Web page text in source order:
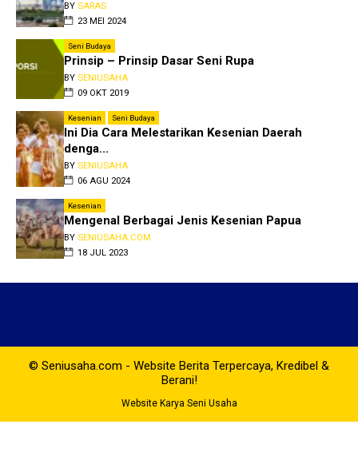
BY SARAS
23 MEI 2024
Seni Budaya
Prinsip – Prinsip Dasar Seni Rupa
BY SENIUSAHA
09 OKT 2019
Kesenian Seni Budaya
Ini Dia Cara Melestarikan Kesenian Daerah
denga...
BY SENIUSAHA
06 AGU 2024
Kesenian
Mengenal Berbagai Jenis Kesenian Papua
BY SENIUSAHA.COM
18 JUL 2023
© Seniusaha.com - Website Berita Terpercaya, Kredibel &
Berani!
Website Karya Seni Usaha